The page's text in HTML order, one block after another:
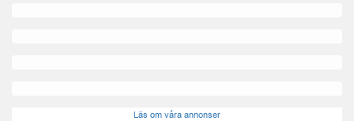
Läs om våra annonser